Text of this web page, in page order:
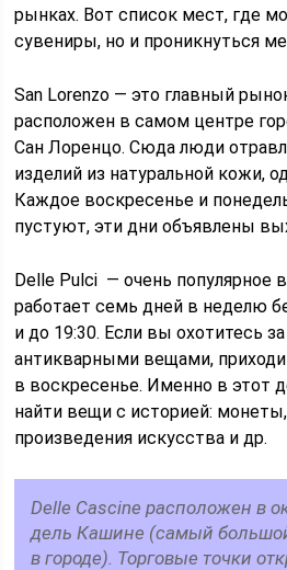
рынках. Вот список мест, где
сувениры, но и проникнуться
San Lorenzo — это главный
расположен в самом центре
Сан Лоренцо. Сюда люди
изделий из натуральной кожи,
Каждое воскресенье и
пустуют, эти дни объявлены
Delle Pulci — очень популярное
работает семь дней в неделю
и до 19:30. Если вы охотитесь
антикварными вещами,
в воскресенье. Именно в этот
найти вещи с историей:
произведения искусства и др.
Delle Cascine расположен в
дель Кашине (самый
в городе). Торговые точки